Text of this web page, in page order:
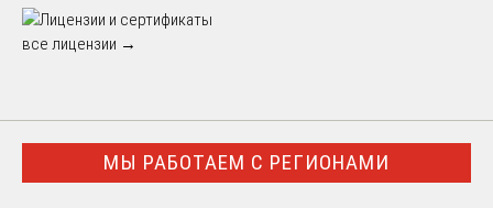
все лицензии →
МЫ РАБОТАЕМ С РЕГИОНАМИ